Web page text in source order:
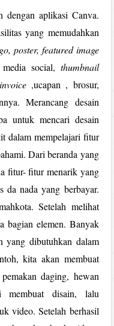
dengan aplikasi Canva.
yang memudahkan
poster, featured image
social, thumbnail
invoice,ucapan , brosur,
Merancang desain
untuk mencari desain
dalam mempelajari fitur
Dari beranda yang
fitur- fitur menarik yang
nada yang berbayar.
Setelah melihat
bagian elemen. Banyak
yang dibutuhkan dalam
kita akan membuat
daging, hewan
membuat disain, lalu
video. Setelah berhasil